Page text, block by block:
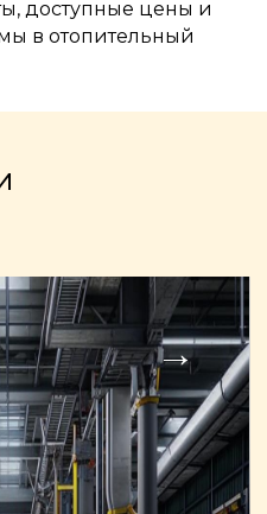
доступные цены и
в отопительный